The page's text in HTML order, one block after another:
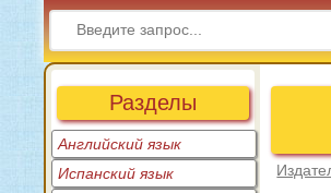
Разделы
Английский язык
Испанский язык